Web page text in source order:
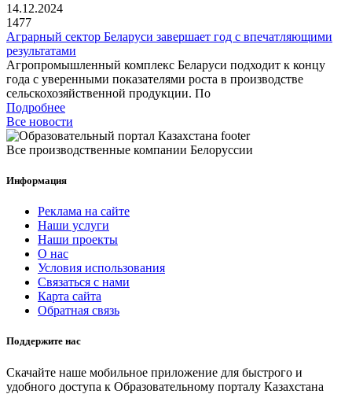
14.12.2024
1477
Аграрный сектор Беларуси завершает год с впечатляющими
результатами
Агропромышленный комплекс Беларуси подходит к концу
года с уверенными показателями роста в производстве
сельскохозяйственной продукции. По
Подробнее
Все новости
Все производственные компании Белоруссии
Информация
Реклама на сайте
Наши услуги
Наши проекты
О нас
Условия использования
Связаться с нами
Карта сайта
Обратная связь
Поддержите нас
Скачайте наше мобильное приложение для быстрого и
удобного доступа к Образовательному порталу Казахстана